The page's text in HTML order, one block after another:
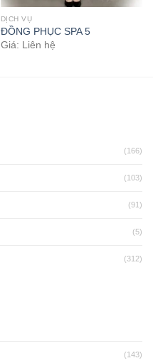
DỊCH VỤ
ĐỒNG PHỤC SPA 5
Giá: Liên hệ
(166)
(103)
(91)
(5)
(312)
(143)